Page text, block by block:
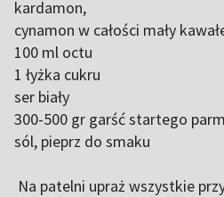
kardamon,
cynamon w całości mały
100 ml octu
1 łyżka cukru
ser biały
300-500 gr garść startego
sól, pieprz do smaku
Na patelni upraż wszystkie